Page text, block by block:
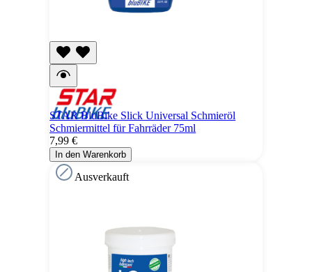
STAR BluBike Slick Universal Schmieröl
Schmiermittel für Fahrräder 75ml
7,99 €
In den Warenkorb
Ausverkauft